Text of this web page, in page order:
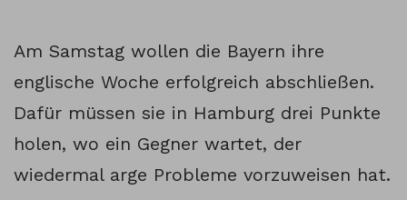
Am Samstag wollen die Bayern ihre
englische Woche erfolgreich abschließen.
Dafür müssen sie in Hamburg drei Punkte
holen, wo ein Gegner wartet, der
wiedermal arge Probleme vorzuweisen hat.